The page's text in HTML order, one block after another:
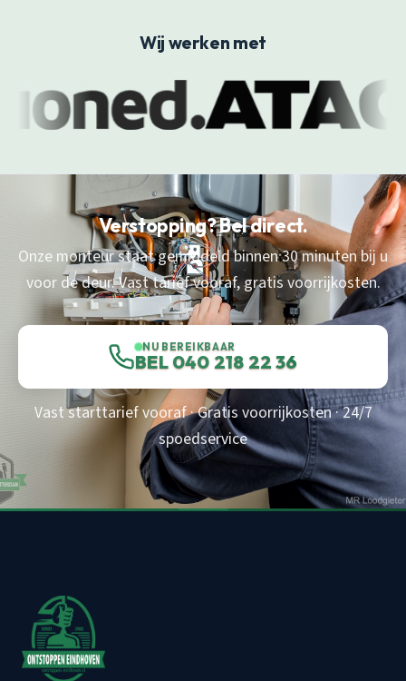
Wij werken met
Verstopping? Bel direct.
Onze monteur staat gemiddeld binnen 30 minuten bij u
voor de deur. Vast tarief vooraf, gratis voorrijkosten.
NU BEREIKBAAR
BEL 040 218 22 36
Vast starttarief vooraf · Gratis voorrijkosten · 24/7
spoedservice